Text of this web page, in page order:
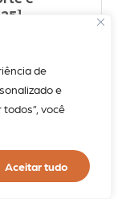
de
e
você
Aceitar tudo
has